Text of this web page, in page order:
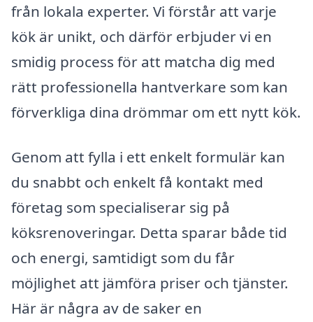
från lokala experter. Vi förstår att varje
kök är unikt, och därför erbjuder vi en
smidig process för att matcha dig med
rätt professionella hantverkare som kan
förverkliga dina drömmar om ett nytt kök.
Genom att fylla i ett enkelt formulär kan
du snabbt och enkelt få kontakt med
företag som specialiserar sig på
köksrenoveringar. Detta sparar både tid
och energi, samtidigt som du får
möjlighet att jämföra priser och tjänster.
Här är några av de saker en